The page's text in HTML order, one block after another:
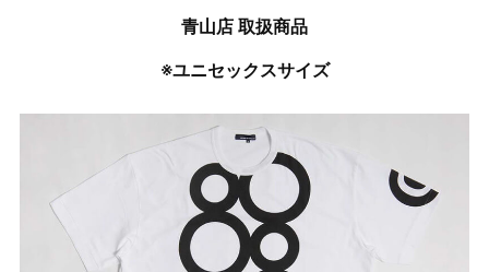
青山店 取扱商品
※ユニセックスサイズ